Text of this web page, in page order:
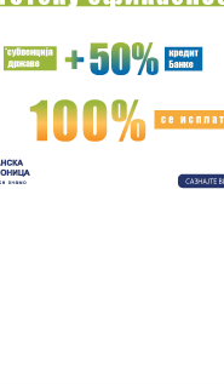
dan, 7. avgust
Damaska podignut
POSLE POTOPA U